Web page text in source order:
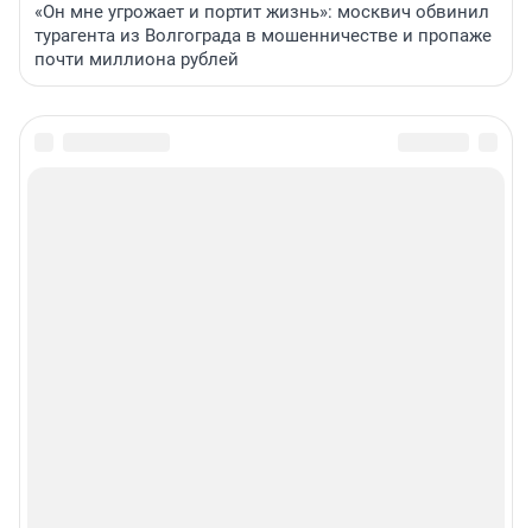
«Он мне угрожает и портит жизнь»: москвич обвинил
турагента из Волгограда в мошенничестве и пропаже
почти миллиона рублей